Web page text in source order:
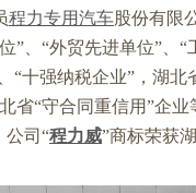
程力专用汽车股份有限
”、“外贸先进单位”、“
“十强纳税企业”，湖北
省“守合同重信用”企业
公司“程力威”商标荣获